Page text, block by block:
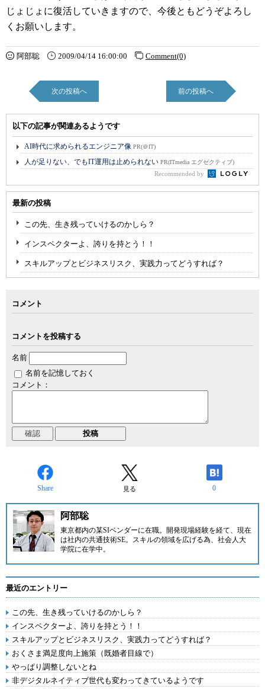
じょじょに復活していきますので、今後ともどうぞよろし
くお願いします。
阿部聡 2009/04/14 16:00:00 Comment(0)
次の投稿へ 前の投稿へ
以下の記事が関連あるようです
AI時代に求められるエンジニア像 PR(＠IT)
人が足りない、でもIT運用は止められない PR(ITmedia エグゼクティブ)
Recommended by
最新の投稿
この先、生き残っていけるのかしら？
インスペクターよ、誇りを持とう！！
スキルアップとビジネスリスク、実践力ってどうすれば？
コメント
コメントを投稿する
名前
名前を記憶しておく
コメント：
Share 見る 0
阿部聡
東京都内の某SIベンダーに在職。開発現場経験を経て、現在
は社内の共通技術SE。スキルの領域を広げる為、社会人大
学院に在学中。
最近のエントリー
この先、生き残っていけるのかしら？
インスペクターよ、誇りを持とう！！
スキルアップとビジネスリスク、実践力ってどうすれば？
おくさま満足度向上施策（既婚者目線で）
やっぱり調整しないとね
非デジタルネイティブ世代も変わってきているようです